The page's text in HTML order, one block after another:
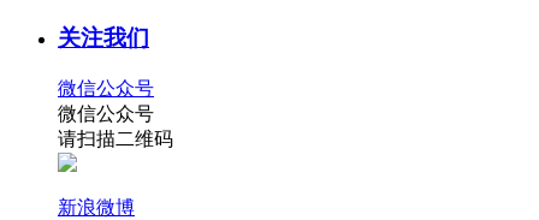
关注我们
微信公众号
微信公众号
请扫描二维码
新浪微博